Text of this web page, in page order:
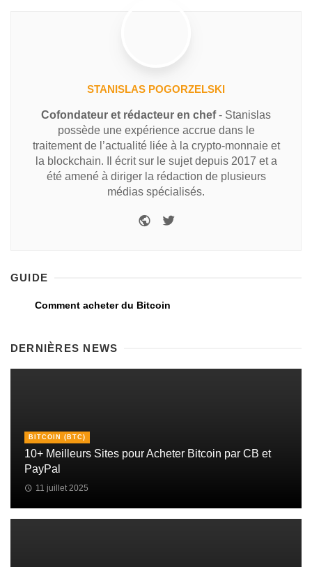
STANISLAS POGORZELSKI
Cofondateur et rédacteur en chef- Stanislas
possède une expérience accrue dans le
traitement de l’actualité liée à la crypto-monnaie et
la blockchain. Il écrit sur le sujet depuis 2017 et a
été amené à diriger la rédaction de plusieurs
médias spécialisés.
GUIDE
Comment acheter du Bitcoin
DERNIÈRES NEWS
BITCOIN (BTC)
10+ Meilleurs Sites pour Acheter Bitcoin par CB et
PayPal
11 juillet 2025